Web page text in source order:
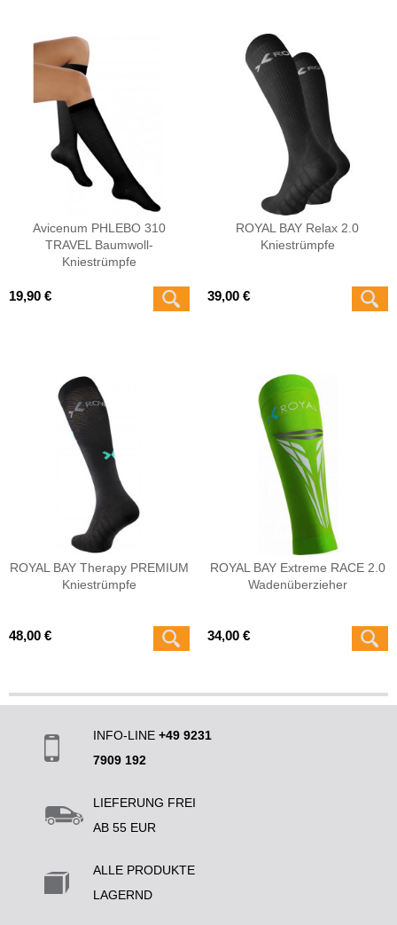
Avicenum PHLEBO 310
TRAVEL Baumwoll-
Kniestrümpfe
19,90 €
ROYAL BAY Relax 2.0
Kniestrümpfe
39,00 €
ROYAL BAY Therapy PREMIUM
Kniestrümpfe
48,00 €
ROYAL BAY Extreme RACE 2.0
Wadenüberzieher
34,00 €
INFO-LINE +49 9231
7909 192
LIEFERUNG FREI
AB 55 EUR
ALLE PRODUKTE
LAGERND